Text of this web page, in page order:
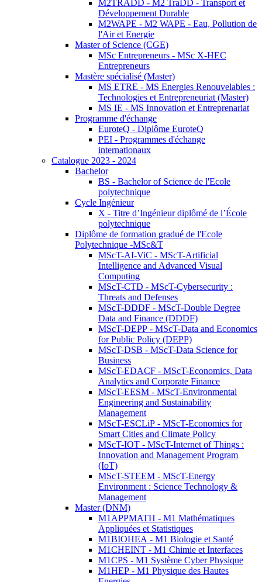
M2TRADD - M2 TraDD - Transport et
Développement Durable
M2WAPE - M2 WAPE - Eau, Pollution de
l'Air et Energie
Master of Science (CGE)
MSc Entrepreneurs - MSc X-HEC
Entrepreneurs
Mastère spécialisé (Master)
MS ETRE - MS Energies Renouvelables :
Technologies et Entrepreneuriat (Master)
MS IE - MS Innovation et Entreprenariat
Programme d'échange
EuroteQ - Diplôme EuroteQ
PEI - Programmes d'échange
internationaux
Catalogue 2023 - 2024
Bachelor
BS - Bachelor of Science de l'Ecole
polytechnique
Cycle Ingénieur
X - Titre d’Ingénieur diplômé de l’École
polytechnique
Diplôme de formation gradué de l'Ecole
Polytechnique -MSc&T
MScT-AI-ViC - MScT-Artificial
Intelligence and Advanced Visual
Computing
MScT-CTD - MScT-Cybersecurity :
Threats and Defenses
MScT-DDDF - MScT-Double Degree
Data and Finance (DDDF)
MScT-DEPP - MScT-Data and Economics
for Public Policy (DEPP)
MScT-DSB - MScT-Data Science for
Business
MScT-EDACF - MScT-Economics, Data
Analytics and Corporate Finance
MScT-EESM - MScT-Environmental
Engineering and Sustainability
Management
MScT-ESCLiP - MScT-Economics for
Smart Cities and Climate Policy
MScT-IOT - MScT-Internet of Things :
Innovation and Management Program
(IoT)
MScT-STEEM - MScT-Energy
Environment : Science Technology &
Management
Master (DNM)
M1APPMATH - M1 Mathématiques
Appliquées et Statistiques
M1BIOHEA - M1 Biologie et Santé
M1CHEINT - M1 Chimie et Interfaces
M1CPS - M1 Système Cyber Physique
M1HEP - M1 Physique des Hautes